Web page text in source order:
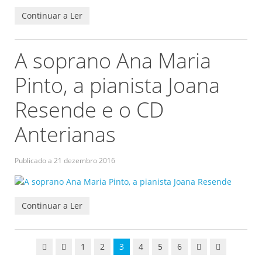
Continuar a Ler
A soprano Ana Maria
Pinto, a pianista Joana
Resende e o CD
Anterianas
Publicado a 21 dezembro 2016
Continuar a Ler
1 2 3 4 5 6